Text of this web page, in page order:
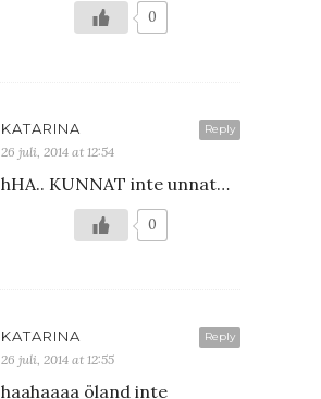
0
Reply
KATARINA
26 juli, 2014 at 12:54
hHA.. KUNNAT inte unnat…
0
Reply
KATARINA
26 juli, 2014 at 12:55
haahaaaa öland inte